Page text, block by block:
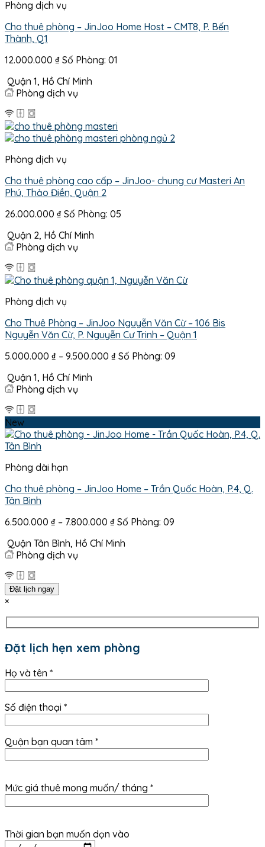
Phòng dịch vụ
Cho thuê phòng – JinJoo Home Host – CMT8, P. Bến
Thành, Q1
12.000.000 ₫ Số Phòng: 01
Quận 1, Hồ Chí Minh
Phòng dịch vụ
Phòng dịch vụ
Cho thuê phòng cao cấp – JinJoo- chung cư Masteri An
Phú, Thảo Điền, Quận 2
26.000.000 ₫ Số Phòng: 05
Quận 2, Hồ Chí Minh
Phòng dịch vụ
Phòng dịch vụ
Cho Thuê Phòng – JinJoo Nguyễn Văn Cừ – 106 Bis
Nguyễn Văn Cừ, P. Nguyễn Cư Trinh – Quận 1
5.000.000 ₫ – 9.500.000 ₫Khoảng
9.500.000 ₫
Số Phòng: 09
Quận 1, Hồ Chí Minh
Phòng dịch vụ
New
Phòng dài hạn
Cho thuê phòng – JinJoo Home – Trần Quốc Hoàn, P.4, Q.
Tân Bình
6.500.000 ₫ – 7.800.000 ₫Khoảng
từ
Số Phòng: 09
Quận Tân Bình, Hồ Chí Minh
Phòng dịch vụ
Đặt lịch ngay
×
Đặt lịch hẹn xem phòng
Họ và tên *
Số điện thoại *
Quận bạn quan tâm *
Mức giá thuê mong muốn/ tháng *
Thời gian bạn muốn dọn vào